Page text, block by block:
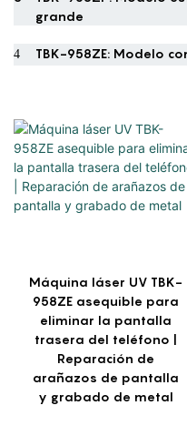
grande
4 TBK-958ZE: Modelo
Máquina láser UV TBK-
958ZE asequible para
eliminar la pantalla
trasera del teléfono |
Reparación de
arañazos de pantalla
y grabado de metal